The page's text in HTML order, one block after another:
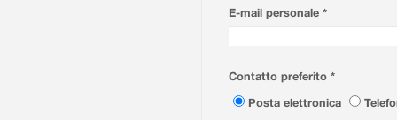
E-mail personale *
Contatto preferito *
Posta elettronica